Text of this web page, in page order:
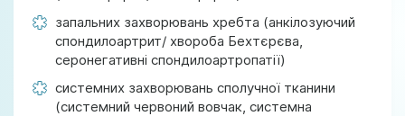
запальних захворювань хребта (анкілозуючий
спондилоартрит/ хвороба Бехтєрєва,
серонегативні спондилоартропатії)
системних захворювань сполучної тканини
(системний червоний вовчак, системна